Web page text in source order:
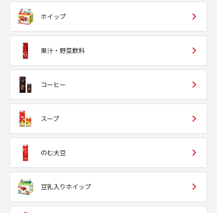
ホイップ
果汁・野菜飲料
コーヒー
スープ
のむ大豆
豆乳入りホイップ